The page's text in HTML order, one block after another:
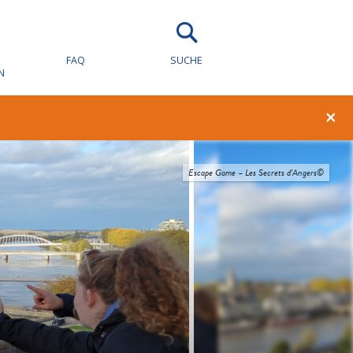
FAQ SUCHE
×
Escape Game – Les Secrets d’Angers©